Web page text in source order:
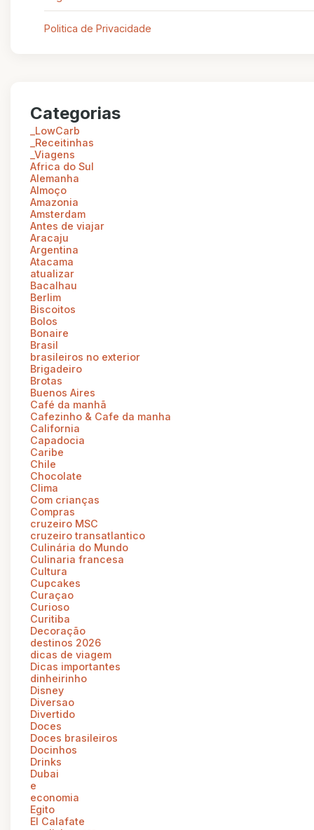
Politica de Privacidade
Categorias
_LowCarb
_Receitinhas
_Viagens
Africa do Sul
Alemanha
Almoço
Amazonia
Amsterdam
Antes de viajar
Aracaju
Argentina
Atacama
atualizar
Bacalhau
Berlim
Biscoitos
Bolos
Bonaire
Brasil
brasileiros no exterior
Brigadeiro
Brotas
Buenos Aires
Café da manhã
Cafezinho & Cafe da manha
California
Capadocia
Caribe
Chile
Chocolate
Clima
Com crianças
Compras
cruzeiro MSC
cruzeiro transatlantico
Culinária do Mundo
Culinaria francesa
Cultura
Cupcakes
Curaçao
Curioso
Curitiba
Decoração
destinos 2026
dicas de viagem
Dicas importantes
dinheirinho
Disney
Diversao
Divertido
Doces
Doces brasileiros
Docinhos
Drinks
Dubai
e
economia
Egito
El Calafate